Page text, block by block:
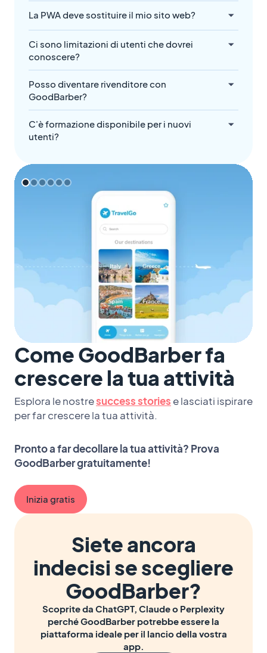
La PWA deve sostituire il mio sito web?
Ci sono limitazioni di utenti che dovrei
conoscere?
Posso diventare rivenditore con
GoodBarber?
C'è formazione disponibile per i nuovi
utenti?
Come GoodBarber fa
crescere la tua attività
Esplora le nostresuccess stories e lasciati ispirare
per far crescere la tua attività.
Pronto a far decollare la tua attività? Prova
GoodBarber gratuitamente!
Inizia gratis
Siete ancora
indecisi se scegliere
GoodBarber?
Scoprite da ChatGPT, Claude o Perplexity
perché GoodBarber potrebbe essere la
piattaforma ideale per il lancio della vostra
app.